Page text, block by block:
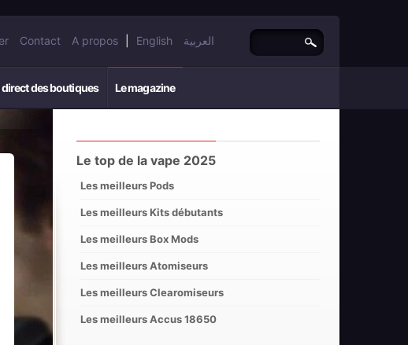
Contact A propos English العربية
direct des boutiques Le magazine
Le top de la vape 2025
Les meilleurs Pods
Les meilleurs Kits débutants
Les meilleurs Box Mods
Les meilleurs Atomiseurs
Les meilleurs Clearomiseurs
Les meilleurs Accus 18650